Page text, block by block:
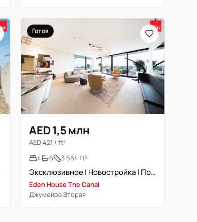
Готов
AED 1,5 млн
AED 421 / ft²
4
6 3 564 ft²
Эксклюзивное | Новостройка | Полный вид на канал
Eden House The Canal
Джумейра Вторая